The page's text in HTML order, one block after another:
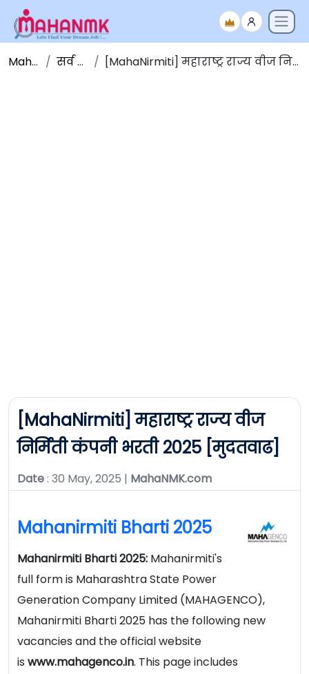
Maha NMK सर्व जाहिराती [MahaNirmiti] महाराष्ट्र राज्य वीज निर्मिती कंपनी भरती 2025 [मुदतवाढ]
[MahaNirmiti] महाराष्ट्र राज्य वीज
निर्मिती कंपनी भरती 2025 [मुदतवाढ]
Date: 30 May, 2025 | MahaNMK.com
Mahanirmiti Bharti 2025
Mahanirmiti Bharti 2025: Mahanirmiti's
full form is Maharashtra State Power
Generation Company Limited (MAHAGENCO),
Mahanirmiti Bharti 2025 has the following new
vacancies and the official website
is www.mahagenco.in. This page includes